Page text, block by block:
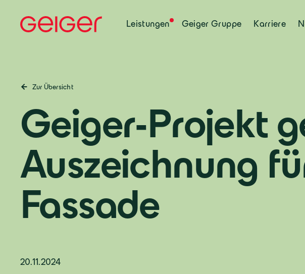
Leistungen Geiger Gruppe Karriere
Zur Übersicht
Geiger-Projekt
Auszeichnung
Fassade
20.11.2024